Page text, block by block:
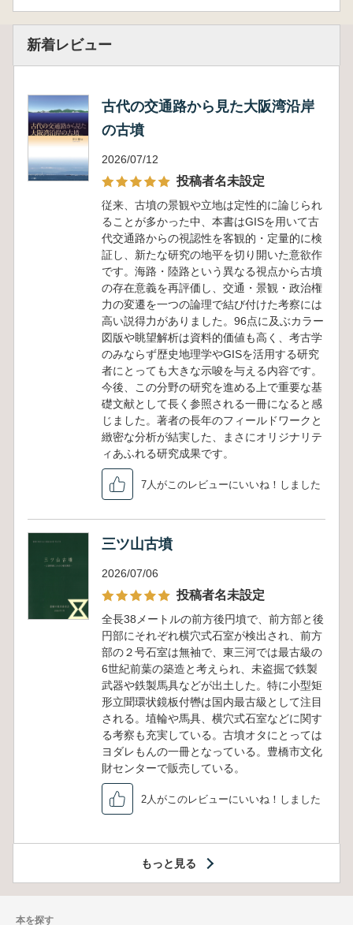
新着レビュー
古代の交通路から見た大阪湾沿岸
の古墳
2026/07/12
投稿者名未設定
従来、古墳の景観や立地は定性的に論じられ
ることが多かった中、本書はGISを用いて古
代交通路からの視認性を客観的・定量的に検
証し、新たな研究の地平を切り開いた意欲作
です。海路・陸路という異なる視点から古墳
の存在意義を再評価し、交通・景観・政治権
力の変遷を一つの論理で結び付けた考察には
高い説得力がありました。96点に及ぶカラー
図版や眺望解析は資料的価値も高く、考古学
のみならず歴史地理学やGISを活用する研究
者にとっても大きな示唆を与える内容です。
今後、この分野の研究を進める上で重要な基
礎文献として長く参照される一冊になると感
じました。著者の長年のフィールドワークと
緻密な分析が結実した、まさにオリジナリテ
ィあふれる研究成果です。
7人がこのレビューにいいね！しました
三ツ山古墳
2026/07/06
投稿者名未設定
全長38メートルの前方後円墳で、前方部と後
円部にそれぞれ横穴式石室が検出され、前方
部の２号石室は無袖で、東三河では最古級の
6世紀前葉の築造と考えられ、未盗掘で鉄製
武器や鉄製馬具などが出土した。特に小型矩
形立聞環状鏡板付轡は国内最古級として注目
される。埴輪や馬具、横穴式石室などに関す
る考察も充実している。古墳オタにとっては
ヨダレもんの一冊となっている。豊橋市文化
財センターで販売している。
2人がこのレビューにいいね！しました
もっと見る
本を探す